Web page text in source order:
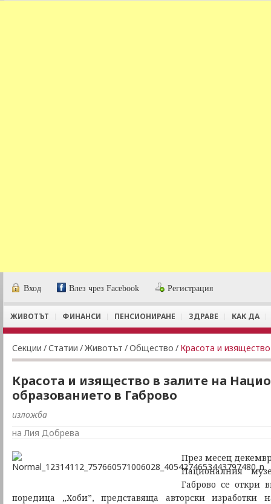
Вход Влез чрез Facebook Регистрация
ЖИВОТЪТ ФИНАНСИ ПЕНСИОНИРАНЕ ЗДРАВЕ КАК ДА
Секции /Статии /Животът /Общество /
Красота и изящество в залите на
образованието в Габрово
изложба
на Лия Добрева
През месец
Националния
Габрово се откри
поредица „Хоби”, представяща авторски